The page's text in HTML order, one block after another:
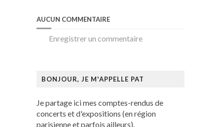
AUCUN COMMENTAIRE
Enregistrer un commentaire
BONJOUR, JE M'APPELLE PAT
Je partage ici mes comptes-rendus de
concerts et d'expositions (en région
parisienne et parfois ailleurs).